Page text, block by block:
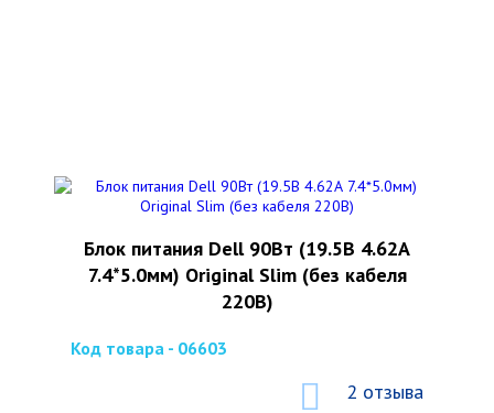
Блок питания Dell 90Вт (19.5В 4.62А
7.4*5.0мм) Original Slim (без кабеля
220В)
Код товара - 06603
2 отзыва